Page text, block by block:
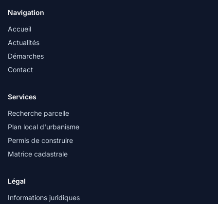
Navigation
Accueil
Actualités
Démarches
Contact
Services
Recherche parcelle
Plan local d'urbanisme
Permis de construire
Matrice cadastrale
Légal
Informations juridiques